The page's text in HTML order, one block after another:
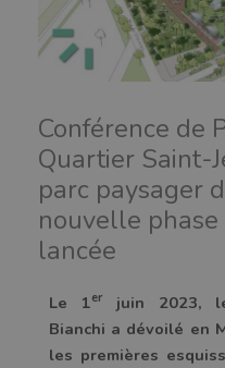
Conférence de
Quartier Saint-
parc paysager
nouvelle
lancée
Le 1erjuin 2023, le
Bianchi a dévoilé en
les premières